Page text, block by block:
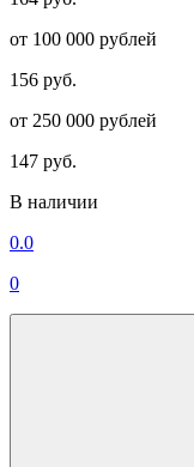
от 100 000 рублей
156 руб.
от 250 000 рублей
147 руб.
В наличии
0.0
0